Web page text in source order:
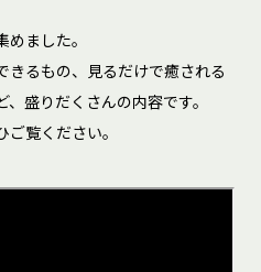
ました。
きるもの、見るだけで癒される
盛りだくさんの内容です。
覧ください。